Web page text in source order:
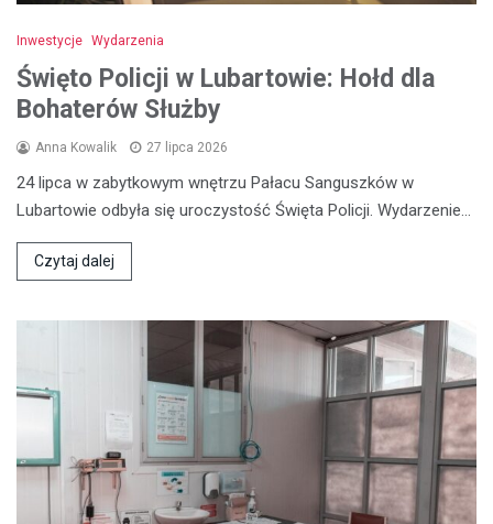
Inwestycje Wydarzenia
Święto Policji w Lubartowie: Hołd dla
Bohaterów Służby
Anna Kowalik 27 lipca 2026
24 lipca w zabytkowym wnętrzu Pałacu Sanguszków w
Lubartowie odbyła się uroczystość Święta Policji. Wydarzenie…
Czytaj dalej